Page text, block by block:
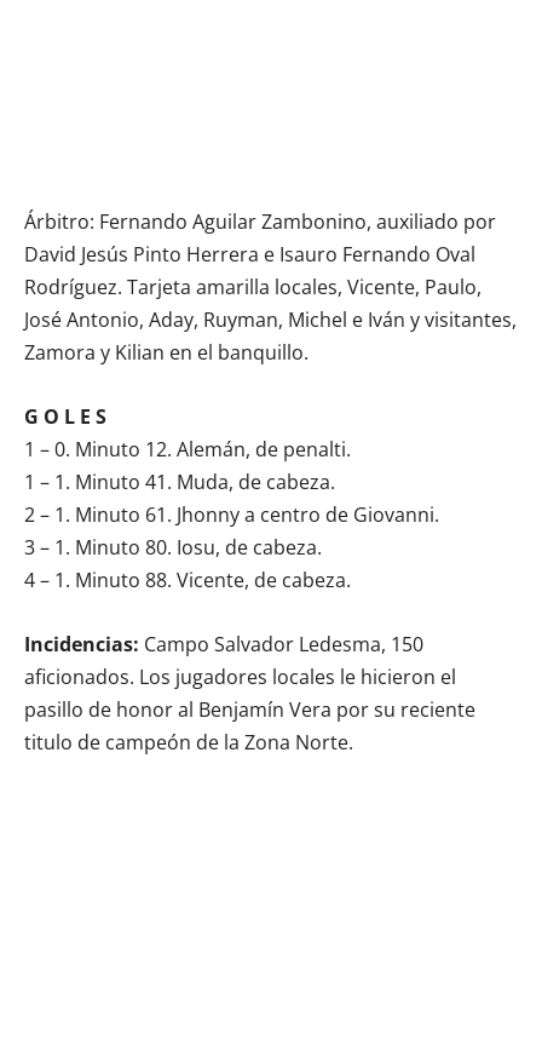
Árbitro: Fernando Aguilar Zambonino, auxiliado por
David Jesús Pinto Herrera e Isauro Fernando Oval
Rodríguez. Tarjeta amarilla locales, Vicente, Paulo,
José Antonio, Aday, Ruyman, Michel e Iván y visitantes,
Zamora y Kilian en el banquillo.
G O L E S
1 – 0. Minuto 12. Alemán, de penalti.
1 – 1. Minuto 41. Muda, de cabeza.
2 – 1. Minuto 61. Jhonny a centro de Giovanni.
3 – 1. Minuto 80. Iosu, de cabeza.
4 – 1. Minuto 88. Vicente, de cabeza.
Incidencias: Campo Salvador Ledesma, 150
aficionados. Los jugadores locales le hicieron el
pasillo de honor al Benjamín Vera por su reciente
titulo de campeón de la Zona Norte.